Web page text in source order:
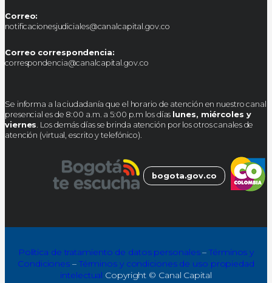
Correo:
notificacionesjudiciales@canalcapital.gov.co
Correo correspondencia:
correspondencia@canalcapital.gov.co
Se informa a la ciudadanía que el horario de atención en nuestro canal
presencial es de 8:00 a.m. a 5:00 p.m los días lunes, miércoles y
viernes . Los demás días se brinda atención por los otros canales de
atención (virtual, escrito y telefónico).
bogota.gov.co
Política de tratamiento de datos personales–Términos y
Condiciones –Términos y condiciones de uso propiedad
intelectual Copyright © Canal Capital